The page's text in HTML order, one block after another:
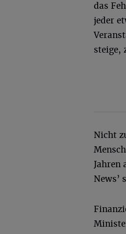
das
jeder
steige,
Nicht
Jahren
News’